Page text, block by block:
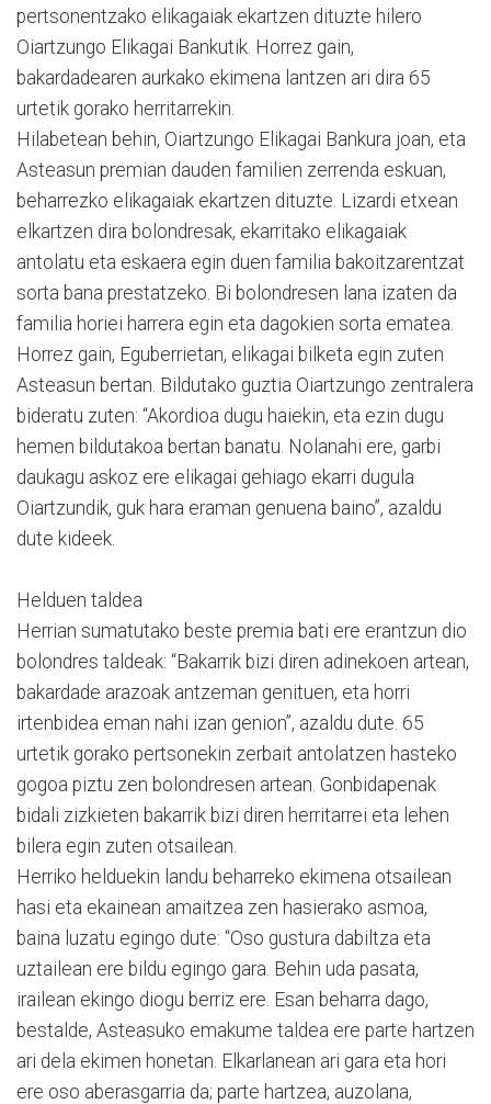
pertsonentzako elikagaiak ekartzen dituzte hilero
Oiartzungo Elikagai Bankutik. Horrez gain,
bakardadearen aurkako ekimena lantzen ari dira 65
urtetik gorako herritarrekin.
Hilabetean behin, Oiartzungo Elikagai Bankura joan, eta
Asteasun premian dauden familien zerrenda eskuan,
beharrezko elikagaiak ekartzen dituzte. Lizardi etxean
elkartzen dira bolondresak, ekarritako elikagaiak
antolatu eta eskaera egin duen familia bakoitzarentzat
sorta bana prestatzeko. Bi bolondresen lana izaten da
familia horiei harrera egin eta dagokien sorta ematea.
Horrez gain, Eguberrietan, elikagai bilketa egin zuten
Asteasun bertan. Bildutako guztia Oiartzungo zentralera
bideratu zuten: “Akordioa dugu haiekin, eta ezin dugu
hemen bildutakoa bertan banatu. Nolanahi ere, garbi
daukagu askoz ere elikagai gehiago ekarri dugula
Oiartzundik, guk hara eraman genuena baino”, azaldu
dute kideek.
Helduen taldea
Herrian sumatutako beste premia bati ere erantzun dio
bolondres taldeak: “Bakarrik bizi diren adinekoen artean,
bakardade arazoak antzeman genituen, eta horri
irtenbidea eman nahi izan genion”, azaldu dute. 65
urtetik gorako pertsonekin zerbait antolatzen hasteko
gogoa piztu zen bolondresen artean. Gonbidapenak
bidali zizkieten bakarrik bizi diren herritarrei eta lehen
bilera egin zuten otsailean.
Herriko helduekin landu beharreko ekimena otsailean
hasi eta ekainean amaitzea zen hasierako asmoa,
baina luzatu egingo dute: “Oso gustura dabiltza eta
uztailean ere bildu egingo gara. Behin uda pasata,
irailean ekingo diogu berriz ere. Esan beharra dago,
bestalde, Asteasuko emakume taldea ere parte hartzen
ari dela ekimen honetan. Elkarlanean ari gara eta hori
ere oso aberasgarria da; parte hartzea, auzolana,